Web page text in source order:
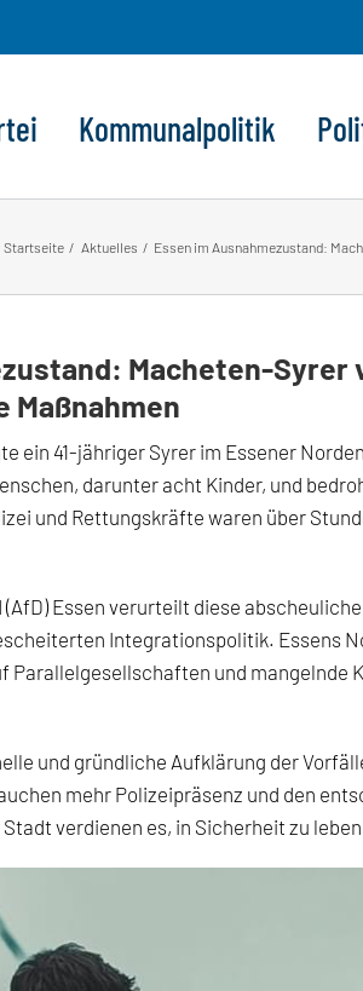
Kommunalpolitik
Startseite Aktuelles Essen im Ausnahmezustand:
Macheten-Syrer
ein 41-jähriger Syrer im Essener
darunter acht Kinder, und
und Rettungskräfte waren über
Essen verurteilt diese
Integrationspolitik. Essens
Parallelgesellschaften und mangelnde
und gründliche Aufklärung der
mehr Polizeipräsenz und den
verdienen es, in Sicherheit zu